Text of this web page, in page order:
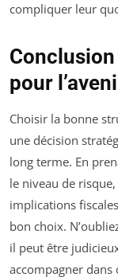
compliquer leur
pour
Choisir la bonne
une décision
long terme. En
le niveau de
implications
bon choix.
il peut être
accompagner dans